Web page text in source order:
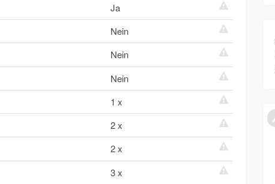
Ja
Nein
Nein
Nein
1 x
2 x
2 x
3 x